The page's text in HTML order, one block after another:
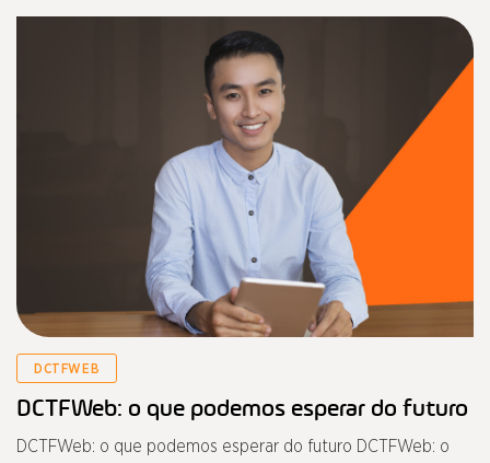
DCTFWEB
DCTFWeb: o que podemos esperar do futuro
DCTFWeb: o que podemos esperar do futuro DCTFWeb: o